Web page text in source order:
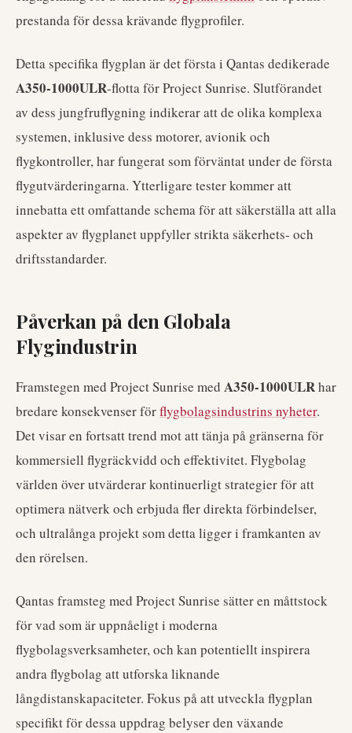
prestanda för dessa krävande flygprofiler.
Detta specifika flygplan är det första i Qantas dedikerade
A350-1000ULR-flotta för Project Sunrise. Slutförandet
av dess jungfruflygning indikerar att de olika komplexa
systemen, inklusive dess motorer, avionik och
flygkontroller, har fungerat som förväntat under de första
flygutvärderingarna. Ytterligare tester kommer att
innebatta ett omfattande schema för att säkerställa att alla
aspekter av flygplanet uppfyller strikta säkerhets- och
driftsstandarder.
Påverkan på den Globala
Flygindustrin
Framstegen med Project Sunrise med A350-1000ULRhar
bredare konsekvenser förflygbolagsindustrins nyheter.
Det visar en fortsatt trend mot att tänja på gränserna för
kommersiell flygräckvidd och effektivitet. Flygbolag
världen över utvärderar kontinuerligt strategier för att
optimera nätverk och erbjuda fler direkta förbindelser,
och ultralånga projekt som detta ligger i framkanten av
den rörelsen.
Qantas framsteg med Project Sunrise sätter en måttstock
för vad som är uppnåeligt i moderna
flygbolagsverksamheter, och kan potentiellt inspirera
andra flygbolag att utforska liknande
långdistanskapaciteter. Fokus på att utveckla flygplan
specifikt för dessa uppdrag belyser den växande